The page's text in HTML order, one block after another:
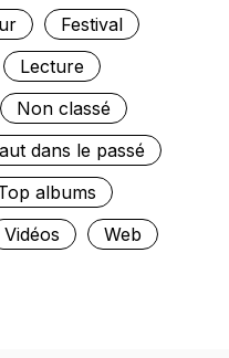
Festival
Lecture
Non classé
dans le passé
albums
Vidéos Web